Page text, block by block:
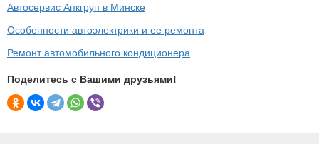
Автосервис Апкгруп в Минске
Особенности автоэлектрики и ее ремонта
Ремонт автомобильного кондиционера
Поделитесь с Вашими друзьями!